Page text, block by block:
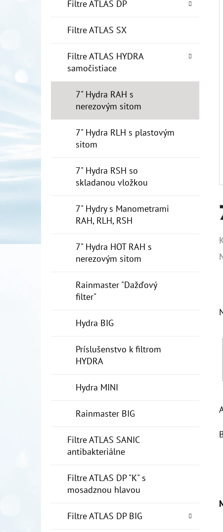
Filtre ATLAS DP
Filtre ATLAS SX
Filtre ATLAS HYDRA
samočistiace
7" Hydra RAH s
nerezovým sitom
7" Hydra RLH s plastovým
sitom
7" Hydra RSH so
skladanou vložkou
7" Hydry s Manometrami
RAH, RLH, RSH
7" Hydra HOT RAH s
nerezovým sitom
Rainmaster "Dažďový
filter"
Hydra BIG
Príslušenstvo k filtrom
HYDRA
Hydra MINI
Rainmaster BIG
Filtre ATLAS SANIC
antibakteriálne
Filtre ATLAS DP "K" s
mosadznou hlavou
Filtre ATLAS DP BIG
z
10" FILTER SENIOR 1"